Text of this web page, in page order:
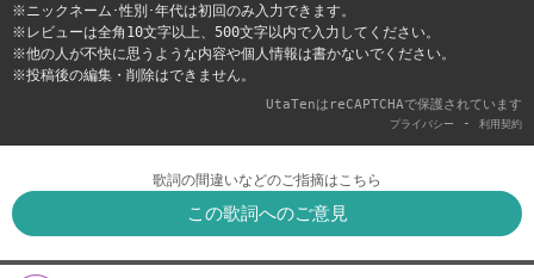
※ニックネーム･性別･年代は初回のみ入力できます。
※レビューは全角10文字以上、500文字以内で入力してください。
※他の人が不快に思うような内容や個人情報は書かないでください。
※投稿後の編集・削除はできません。
UtaTenはreCAPTCHAで保護されています
プライバシー - 利用契約
歌詞の間違いなどのご指摘はこちら
この歌詞へのご意見